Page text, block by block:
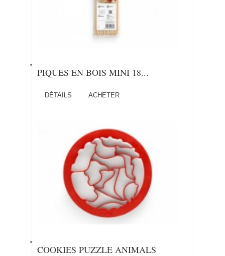
PIQUES EN BOIS MINI 18...
DÉTAILS ACHETER
COOKIES PUZZLE ANIMALS